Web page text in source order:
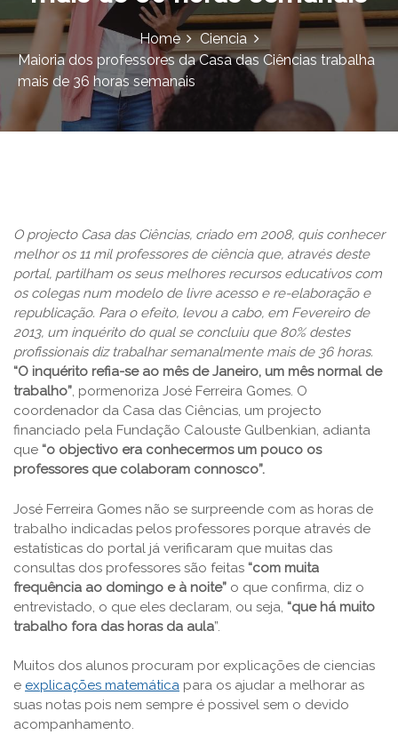
Home
Ciencia
Maioria dos professores da Casa das Ciências trabalha
mais de 36 horas semanais
O projecto Casa das Ciências, criado em 2008, quis conhecer
melhor os 11 mil professores de ciência que, através deste
portal, partilham os seus melhores recursos educativos com
os colegas num modelo de livre acesso e re-elaboração e
republicação. Para o efeito, levou a cabo, em Fevereiro de
2013, um inquérito do qual se concluiu que 80% destes
profissionais diz trabalhar semanalmente mais de 36 horas.
“O inquérito refia-se ao mês de Janeiro, um mês normal de
trabalho”, pormenoriza José Ferreira Gomes. O
coordenador da Casa das Ciências, um projecto
financiado pela Fundação Calouste Gulbenkian, adianta
que “o objectivo era conhecermos um pouco os
professores que colaboram connosco”.
José Ferreira Gomes não se surpreende com as horas de
trabalho indicadas pelos professores porque através de
estatísticas do portal já verificaram que muitas das
consultas dos professores são feitas “com muita
frequência ao domingo e à noite” o que confirma, diz o
entrevistado, o que eles declaram, ou seja, “que há muito
trabalho fora das horas da aula”.
Muitos dos alunos procuram por explicações de ciencias
e explicações matemática para os ajudar a melhorar as
suas notas pois nem sempre é possivel sem o devido
acompanhamento.